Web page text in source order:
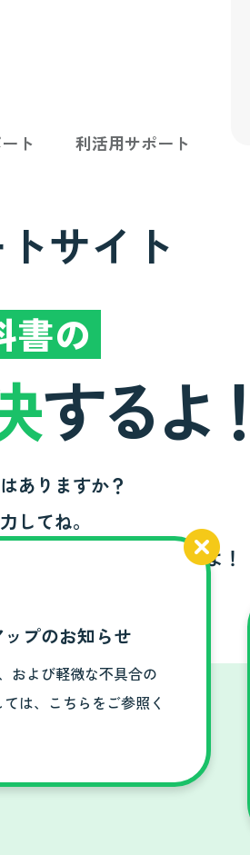
ト 利活用サポート
サイト
書の
するよ！
ありますか？
してね。
詳しい解説が見られるよ！
プのお知らせ
および軽微な不具合の
は、こちらをご参照く